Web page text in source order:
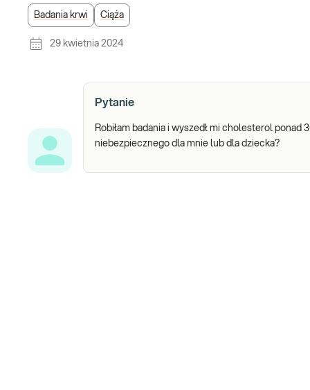
Badania krwi Ciąża
29 kwietnia 2024
Pytanie
Robiłam badania i wyszedł mi cholesterol
niebezpiecznego dla mnie lub dla dziecka?